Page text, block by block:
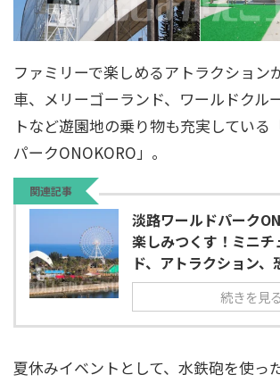
ファミリーで楽しめるアトラクション
車、メリーゴーランド、ワールドクル
トなど遊園地の乗り物も充実している
パークONOKORO」。
関連記事
淡路ワールドパーク
楽しみつくす！ミニチ
ド、アトラクション、
続きを見る
夏休みイベントとして、水鉄砲を使っ